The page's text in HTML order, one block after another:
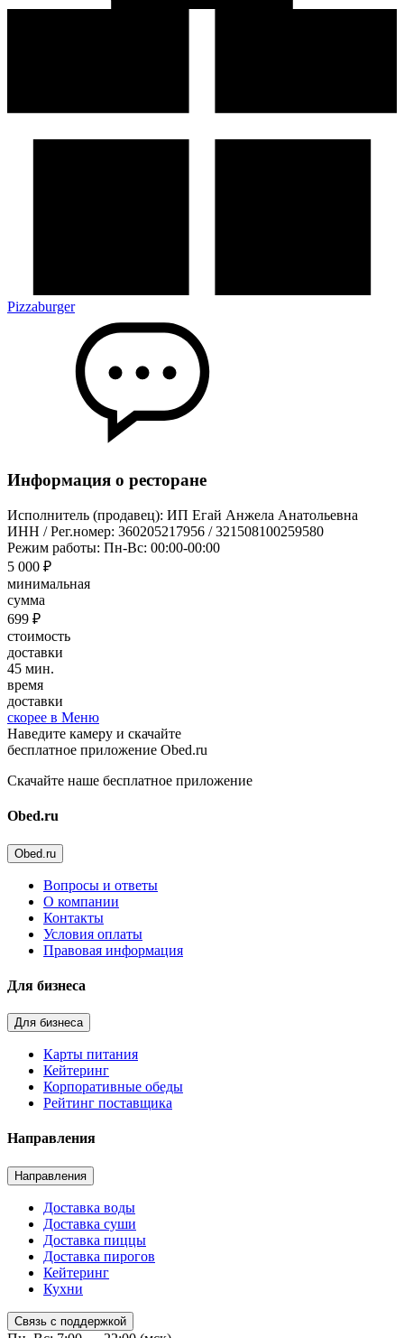
Pizzaburger
Информация о ресторане
Исполнитель (продавец): ИП Егай Анжела Анатольевна
ИНН / Рег.номер: 360205217956 / 321508100259580
Режим работы: Пн-Вс: 00:00-00:00
5 000 ₽
минимальная
сумма
699 ₽
стоимость
доставки
45 мин.
время
доставки
скорее в Меню
Наведите камеру и скачайте
бесплатное приложение Obed.ru
Скачайте наше бесплатное приложение
Obed.ru
Obed.ru
Вопросы и ответы
О компании
Контакты
Условия оплаты
Правовая информация
Для бизнеса
Для бизнеса
Карты питания
Кейтеринг
Корпоративные обеды
Рейтинг поставщика
Направления
Направления
Доставка воды
Доставка суши
Доставка пиццы
Доставка пирогов
Кейтеринг
Кухни
Связь с поддержкой